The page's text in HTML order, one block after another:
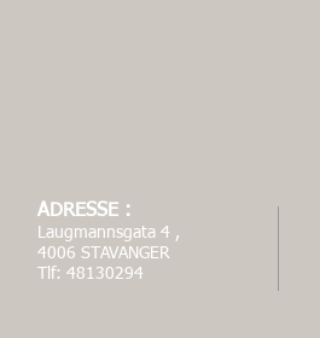
ADRESSE :
Laugmannsgata 4 ,
4006 STAVANGER
Tlf: 48130294